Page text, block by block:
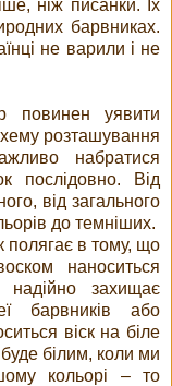
ніж писанки. Їх
барвниках.
не варили і не
повинен уявити
розташування
набратися
послідовно. Від
від загального
до темніших.
полягає в тому, що
наноситься
захищає
барвників або
віск на біле
білим, коли ми
кольорі – то